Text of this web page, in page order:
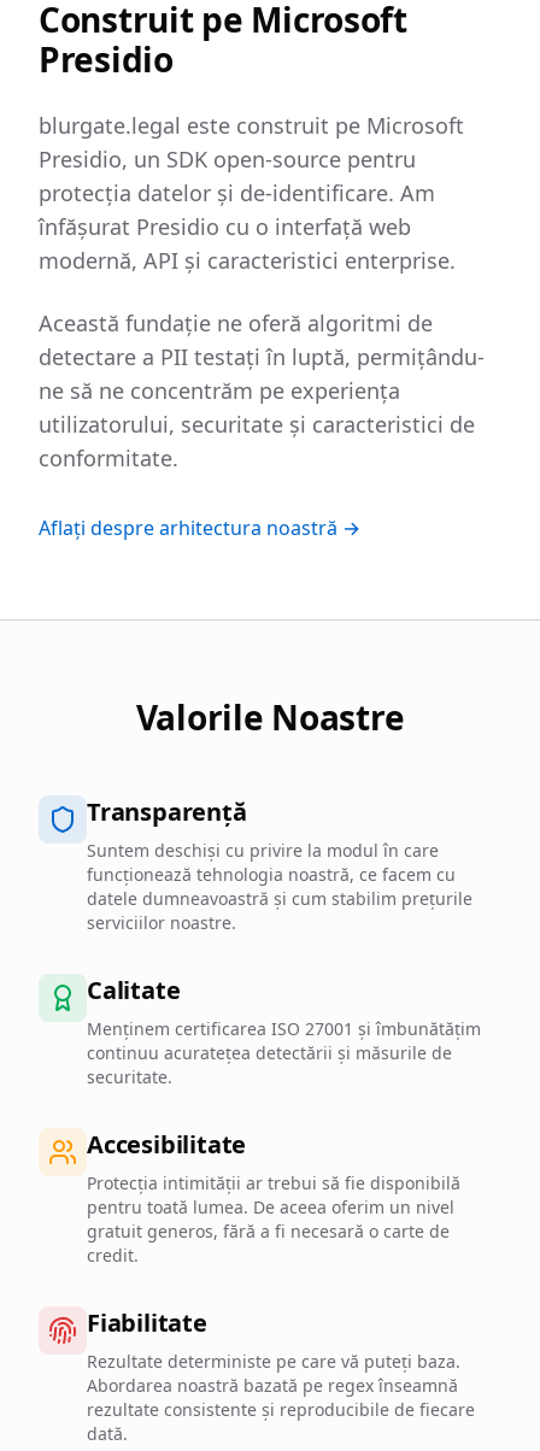
Construit pe Microsoft
Presidio
blurgate.legal este construit pe Microsoft
Presidio, un SDK open-source pentru
protecția datelor și de-identificare. Am
înfășurat Presidio cu o interfață web
modernă, API și caracteristici enterprise.
Această fundație ne oferă algoritmi de
detectare a PII testați în luptă, permițându-
ne să ne concentrăm pe experiența
utilizatorului, securitate și caracteristici de
conformitate.
Aflați despre arhitectura noastră →
Valorile Noastre
Transparență
Suntem deschiși cu privire la modul în care
funcționează tehnologia noastră, ce facem cu
datele dumneavoastră și cum stabilim prețurile
serviciilor noastre.
Calitate
Menținem certificarea ISO 27001 și îmbunătățim
continuu acuratețea detectării și măsurile de
securitate.
Accesibilitate
Protecția intimității ar trebui să fie disponibilă
pentru toată lumea. De aceea oferim un nivel
gratuit generos, fără a fi necesară o carte de
credit.
Fiabilitate
Rezultate deterministe pe care vă puteți baza.
Abordarea noastră bazată pe regex înseamnă
rezultate consistente și reproducibile de fiecare
dată.